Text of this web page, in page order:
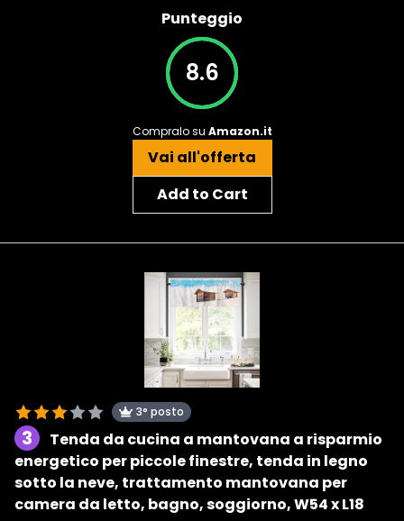
Punteggio
8.6
Compralo su Amazon.it
Vai all'offerta
Add to Cart
3° posto
3
Tenda da cucina a mantovana a risparmio
energetico per piccole finestre, tenda in legno
sotto la neve, trattamento mantovana per
camera da letto, bagno, soggiorno, W54 x L18